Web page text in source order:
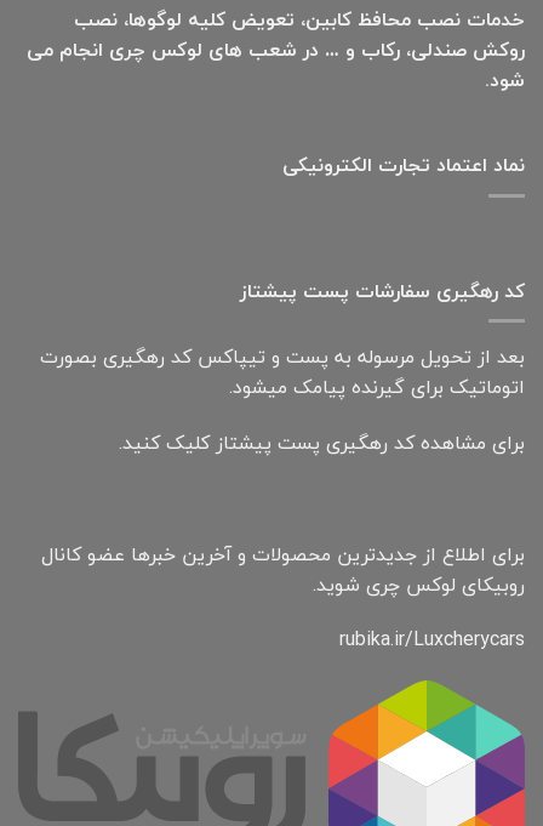
خدمات نصب محافظ کابین، تعویض کلیه لوگوها، نصب
روکش صندلی، رکاب و … در شعب های لوکس چری انجام می
شود.
نماد اعتماد تجارت الكترونیكی
کد رهگیری سفارشات پست پیشتاز
بعد از تحویل مرسوله به پست و تیپاکس کد رهگیری بصورت
اتوماتیک برای گیرنده پیامک میشود.
برای مشاهده کد رهگیری پست پیشتاز کلیک کنید.
برای اطلاع از جدیدترین محصولات و آخرین خبرها عضو کانال
روبیکای لوکس چری شوید.
rubika.ir/Luxcherycars